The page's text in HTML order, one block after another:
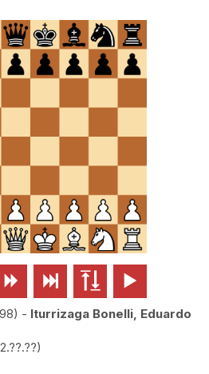
   
- Iturrizaga Bonelli, Eduardo